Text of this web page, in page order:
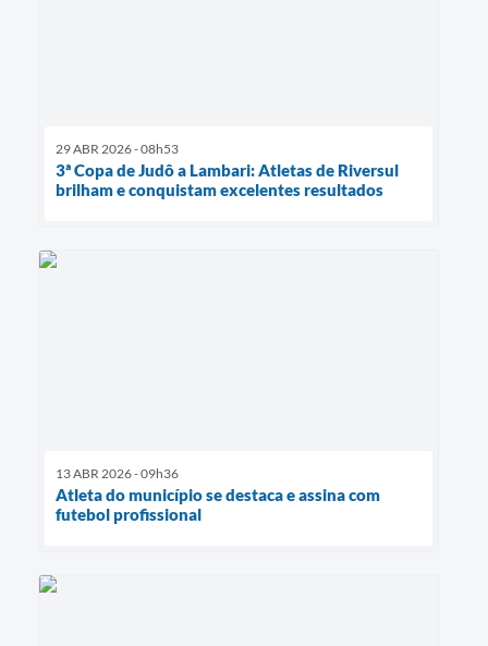
29 ABR 2026 - 08h53
3ª Copa de Judô a Lambari: Atletas de Riversul
brilham e conquistam excelentes resultados
13 ABR 2026 - 09h36
Atleta do município se destaca e assina com
futebol profissional